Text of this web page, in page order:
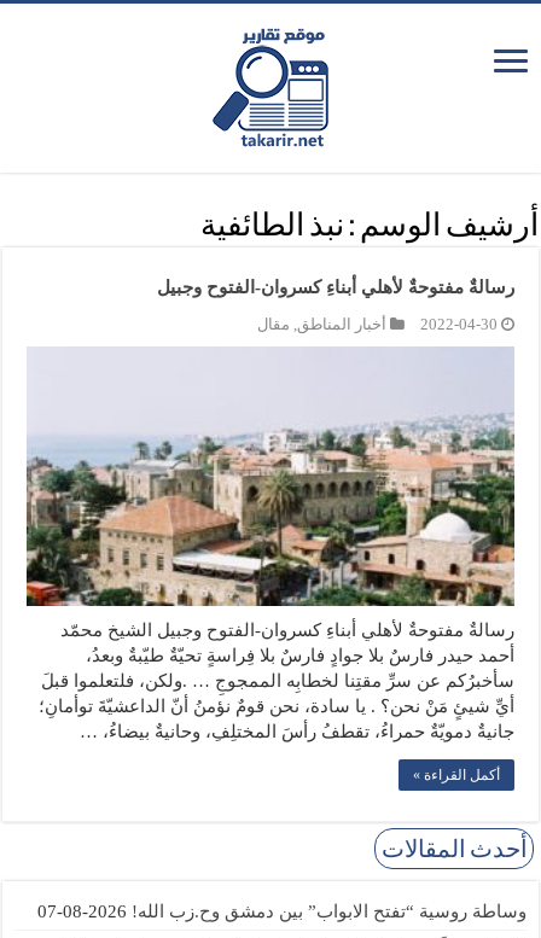
أرشيف الوسم : نبذ الطائفية
رسالةٌ مفتوحةٌ لأهلي أبناءِ كسروان-الفتوح وجبيل
2022-04-30 أخبار المناطق, مقال
رسالةٌ مفتوحةٌ لأهلي أبناءِ كسروان-الفتوح وجبيل الشيخ محمّد
أحمد حيدر فارسٌ بلا جوادٍ فارسٌ بلا فِراسةٍ تحيّةٌ طيّبةٌ وبعدُ،
سأخبرُكم عن سرِّ مقتِنا لخطابِه الممجوجِ … .ولكن، فلتعلموا قبلَ
أيِّ شيئٍ مَنْ نحن؟ . يا سادة، نحن قومٌ نؤمنُ أنّ الداعشيّةَ توأمانِ؛
جانيةٌ دمويّةٌ حمراءُ، تقطفُ رأسَ المختلِفِ، وحانيةٌ بيضاءُ، …
أكمل القراءة »
أحدث المقالات
وساطة روسية “تفتح الابواب” بين دمشق وح.زب الله! 2026-08-07